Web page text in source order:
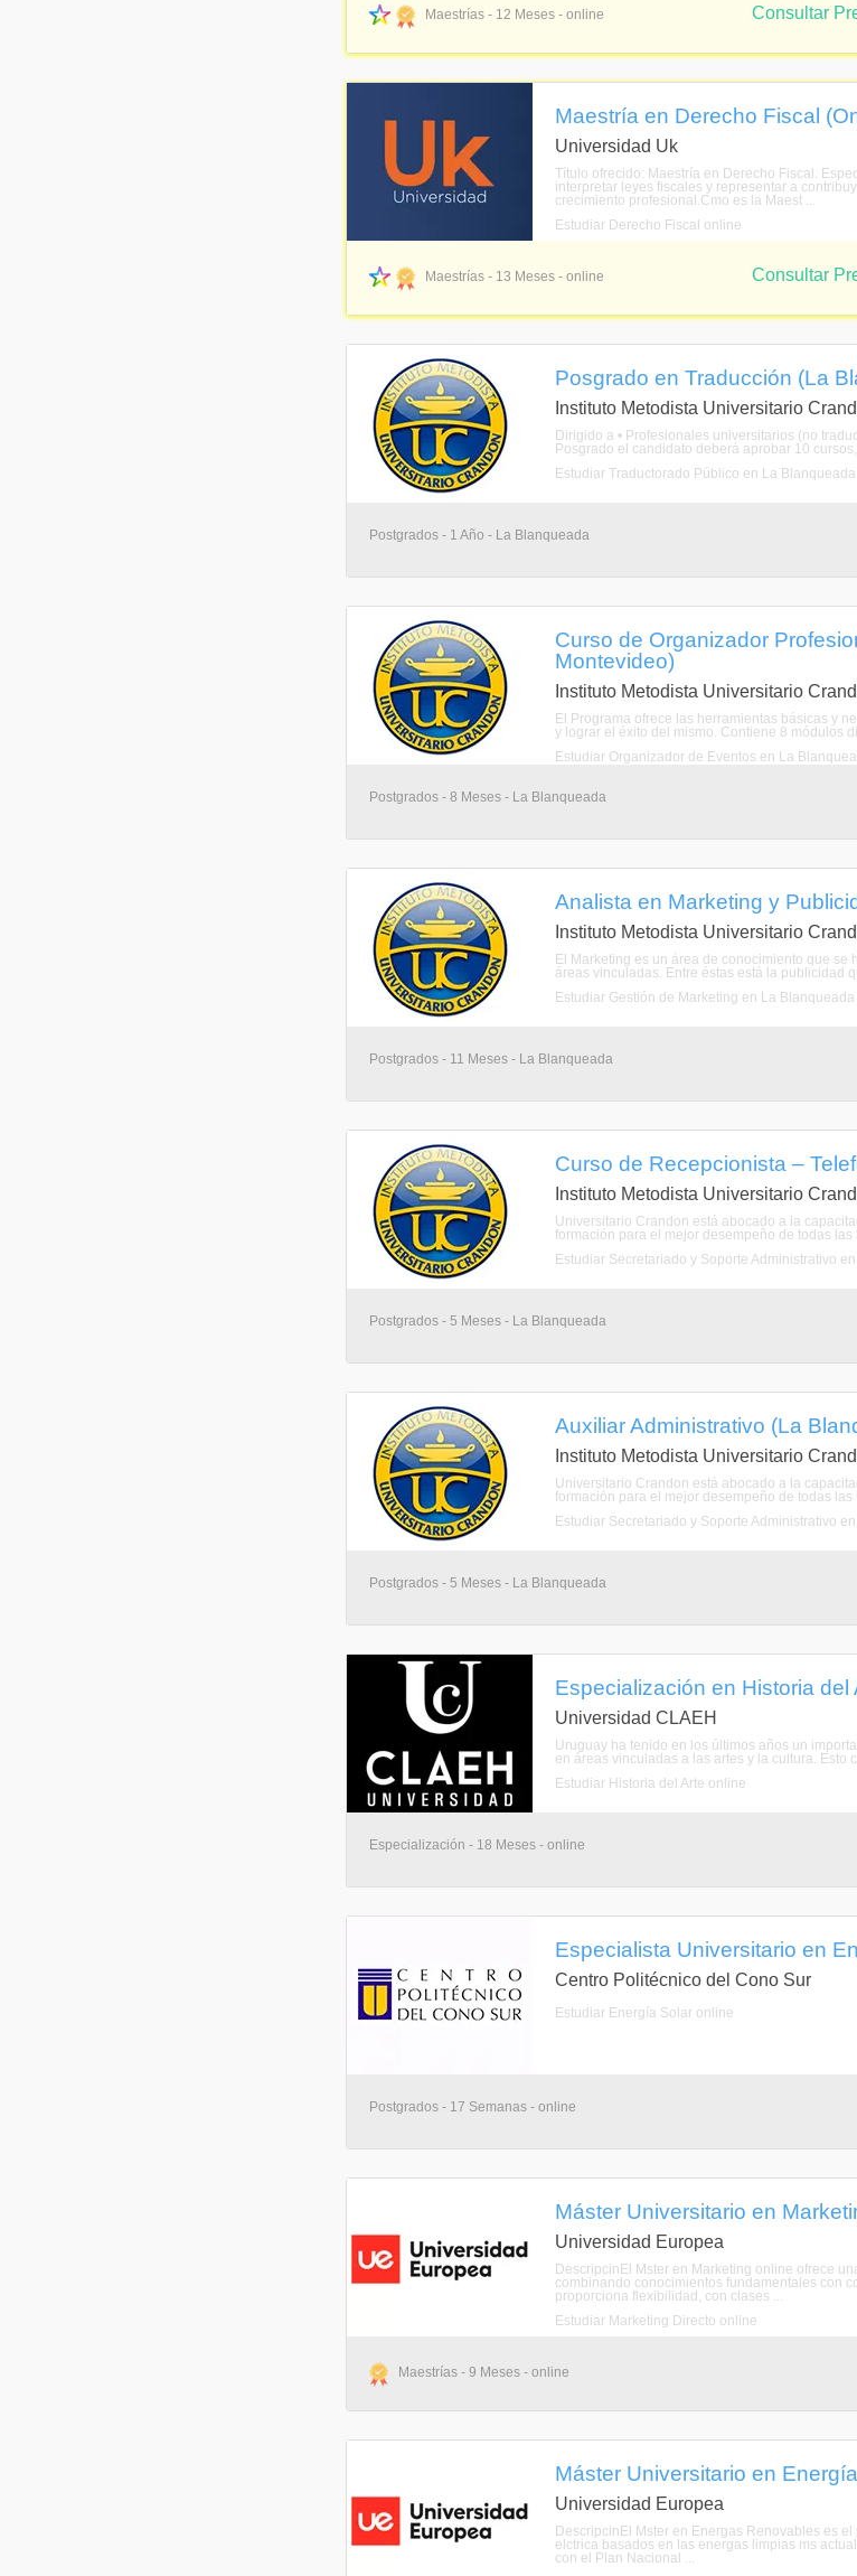
Maestrías - 12 Meses - online Consultar
Maestría en Derecho Fiscal
Universidad Uk
Título ofrecido: Maestría en Derecho Fiscal.
interpretar leyes fiscales y representar a
crecimiento profesional.Cmo es la Maest ...
Estudiar Derecho Fiscal online
Maestrías - 13 Meses - online Consultar
Posgrado en Traducción (La
Instituto Metodista Universitario
Dirigido a • Profesionales universitarios (no
Posgrado el candidato deberá aprobar 10
Estudiar Traductorado Público en La Blanqueada
Postgrados - 1 Año - La Blanqueada
Curso de Organizador
Montevideo)
Instituto Metodista Universitario
El Programa ofrece las herramientas básicas y
y lograr el éxito del mismo. Contiene 8 módulos
Estudiar Organizador de Eventos en La
Postgrados - 8 Meses - La Blanqueada
Analista en Marketing y
Instituto Metodista Universitario
El Marketing es un área de conocimiento que
áreas vinculadas. Entre éstas está la publicidad
Estudiar Gestión de Marketing en La Blanqueada
Postgrados - 11 Meses - La Blanqueada
Curso de Recepcionista –
Instituto Metodista Universitario
Universitario Crandon está abocado a la
formación para el mejor desempeño de todas
Estudiar Secretariado y Soporte Administrativo
Postgrados - 5 Meses - La Blanqueada
Auxiliar Administrativo (La
Instituto Metodista Universitario
Universitario Crandon está abocado a la
formación para el mejor desempeño de todas
Estudiar Secretariado y Soporte Administrativo
Postgrados - 5 Meses - La Blanqueada
Especialización en Historia del
Universidad CLAEH
Uruguay ha tenido en los últimos años un
en áreas vinculadas a las artes y la cultura.
Estudiar Historia del Arte online
Especialización - 18 Meses - online
Especialista Universitario en
Centro Politécnico del Cono Sur
Estudiar Energía Solar online
Postgrados - 17 Semanas - online
Máster Universitario en
Universidad Europea
DescripcinEl Mster en Marketing online ofrece
combinando conocimientos fundamentales con
proporciona flexibilidad, con clases ...
Estudiar Marketing Directo online
Maestrías - 9 Meses - online
Máster Universitario en
Universidad Europea
DescripcinEl Mster en Energas Renovables es
elctrica basados en las energas limpias ms
con el Plan Nacional ...